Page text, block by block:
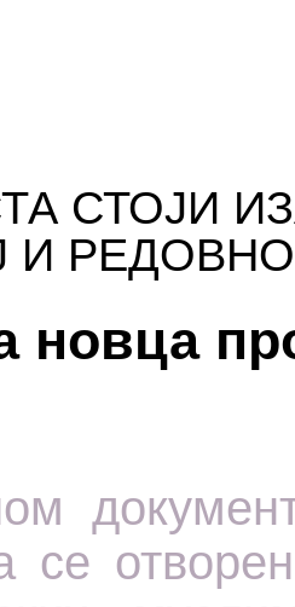
СТОЈИ
И
новца
се